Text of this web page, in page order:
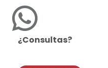
¿Consultas?